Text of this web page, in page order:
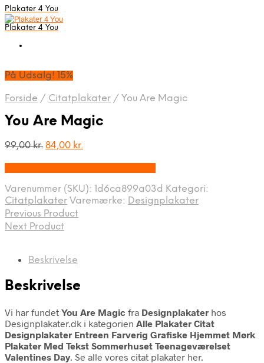
Plakater 4 You
Plakater 4 You
På Udsalg! 15%
Forside / Citatplakater / You Are Magic
You Are Magic
99,00kr. Den
99,00 kr..
84,00 kr.Den
84,00 kr..
Varenummer (SKU): 1d6ca899a03d Kategori:
Citatplakater Varemærke: Designplakater
Previous Product
Next Product
Beskrivelse
Beskrivelse
Vi har fundet You Are Magic fra Designplakater hos
Designplakater.dk i kategorien Alle Plakater Citat
Designplakater Entreen Farverig Grafiske Hjemmet Mørk
Plakater Med Tekst Sommerhuset Teenageværelset
Valentines Day. Se alle vores citat plakater her.